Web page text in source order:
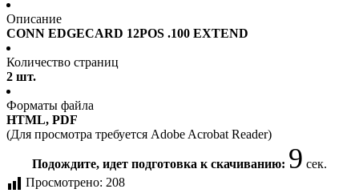
Описание
CONN EDGECARD 12POS .100 EXTEND
Количество страниц
2 шт.
Форматы файла
HTML, PDF
(Для просмотра требуется Adobe Acrobat Reader)
Подождите, идет подготовка к скачиванию: 9 сек.
Просмотрено: 208